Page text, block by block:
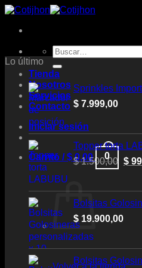
Saltar
contenido
Buscar
por:
Tienda
Nosotros
Servicios
Contacto
Iniciar sesión
Carrito /$0,00 0
Lo último
Sprinkles
$ 7.999,00
Topper torta
$1.500,00
$
$
Bolsitas
$ 19.900,00
Bolsitas